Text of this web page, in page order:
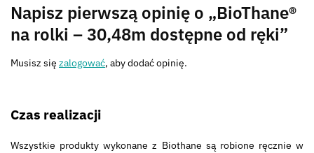
Napisz pierwszą opinię o „BioThane®
na rolki – 30,48m dostępne od ręki”
Musisz się zalogować, aby dodać opinię.
Czas realizacji
Wszystkie produkty wykonane z Biothane są robione ręcznie w